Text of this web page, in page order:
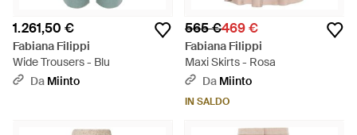
1.261,50 €
Fabiana Filippi
Wide Trousers - Blu
Da Miinto
565 €469 €
Fabiana Filippi
Maxi Skirts - Rosa
Da Miinto
IN SALDO